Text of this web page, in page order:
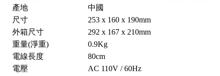
產地
中國
尺寸
253 x 160 x 190mm
外箱尺寸
292 x 167 x 210mm
重量(淨重)
0.9Kg
電線長度
80cm
電壓
AC 110V / 60Hz